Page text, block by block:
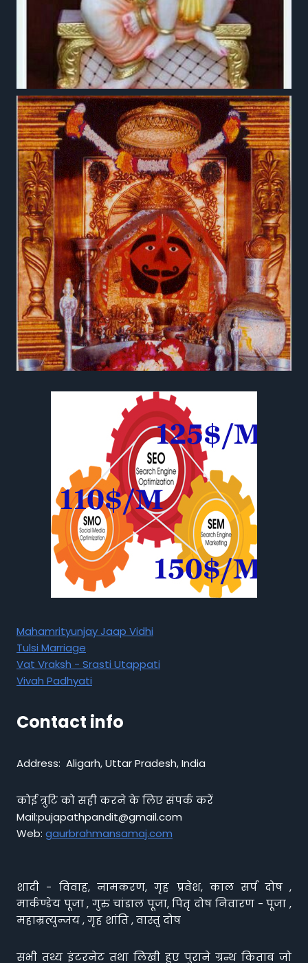
Mahamrityunjay Jaap Vidhi
Tulsi Marriage
Vat Vraksh - Srasti Utappati
Vivah Padhyati
Contact info
Address: Aligarh, Uttar Pradesh, India
कोई त्रुटि को सही करने के लिए संपर्क करें
Mail:pujapathpandit@gmail.com
Web: gaurbrahmansamaj.com
शादी - विवाह, नामकरण, गृह प्रवेश, काल सर्प दोष ,
मार्कण्डेय पूजा , गुरु चांडाल पूजा, पितृ दोष निवारण - पूजा ,
महाम्रत्युन्जय , गृह शांति , वास्तु दोष
सभी तथ्य इंटरनेट तथा लिखी हुए पुराने ग्रन्थ किताब जो